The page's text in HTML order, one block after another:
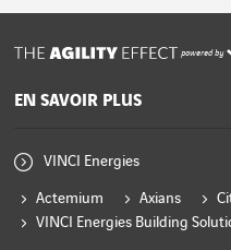
powered by
EN SAVOIR PLUS
VINCI Energies
Actemium Axians
VINCI Energies Building